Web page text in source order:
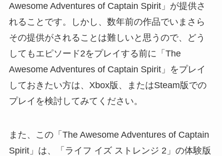
Awesome Adventures of Captain Spirit」が提供さ
れることです。しかし、数年前の作品でいまさら
その提供がされることは難しいと思うので、どう
してもエピソード2をプレイする前に「The
Awesome Adventures of Captain Spirit」をプレイ
しておきたい方は、Xbox版、またはSteam版での
プレイを検討してみてください。
また、この「The Awesome Adventures of Captain
Spirit」は、「ライフ イズ ストレンジ 2」の体験版